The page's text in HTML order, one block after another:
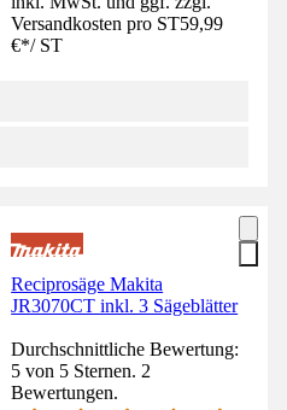
Versandkosten pro ST59,99
€*/ ST
Reciprosäge Makita
JR3070CT inkl. 3 Sägeblätter
Durchschnittliche Bewertung:
5 von 5 Sternen. 2
Bewertungen.